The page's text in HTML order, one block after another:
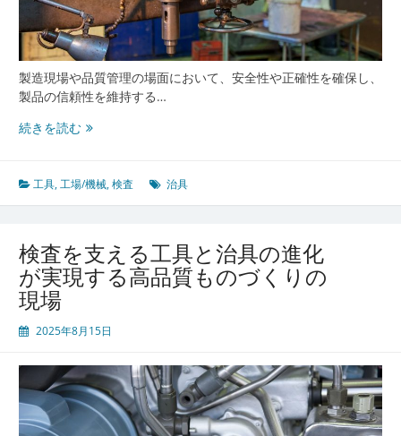
守
る
鍵
と
な
る
理
製造現場や品質管理の場面において、安全性や正確性を確保し、
製品の信頼性を維持する…
続きを読む工
支
え
具
と
の
割
と
現
工具,工場/機械,検査 治具
検査を支える工具と治具の進化
が実現する高品質ものづくりの
現場
2025年8月15日